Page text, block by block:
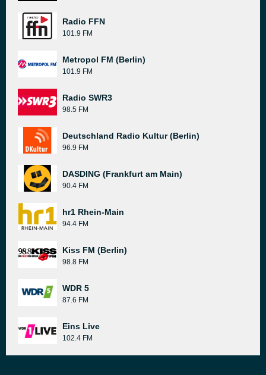
Radio FFN
101.9 FM
Metropol FM (Berlin)
101.9 FM
Radio SWR3
98.5 FM
Deutschland Radio Kultur (Berlin)
96.9 FM
DASDING (Frankfurt am Main)
90.4 FM
hr1 Rhein-Main
94.4 FM
Kiss FM (Berlin)
98.8 FM
WDR 5
87.6 FM
Eins Live
102.4 FM